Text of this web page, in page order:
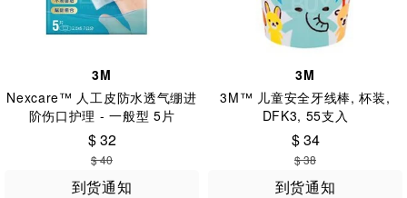
3M
Nexcare™ 人工皮防水透气绷进
阶伤口护理 - 一般型 5片
$ 32
$ 40
到货通知
3M
3M™ 儿童安全牙线棒, 杯装,
DFK3, 55支入
$ 34
$ 38
到货通知